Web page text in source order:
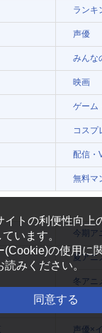
ランキ
声優
みんな
映画
ゲーム
コスプ
配信・
無料マ
今期ア
夏アニ
冬アニ
声優記
声優×
イトの利便性向上
います。
の使用に
読みください。
同意する